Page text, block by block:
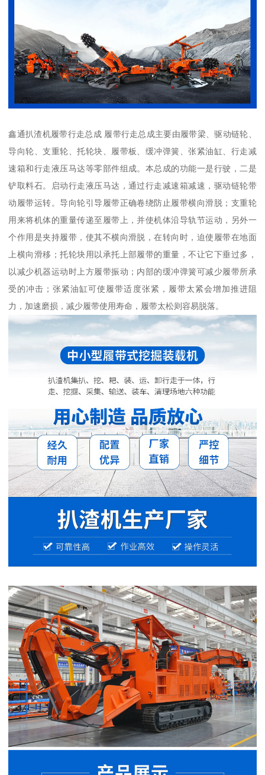
鑫通扒渣机履带行走总成 履带行走总成主要由履带梁、驱动链轮、
导向轮、支重轮、托轮块、履带板、缓冲弹簧、张紧油缸、行走减
速箱和行走液压马达等零部件组成。本总成的功能一是行驶，二是
铲取料石。启动行走液压马达，通过行走减速箱减速，驱动链轮带
动履带运转。导向轮引导履带正确卷绕防止履带横向滑脱；支重轮
用来将机体的重量传递至履带上，并使机体沿导轨节运动，另外一
个作用是夹持履带，使其不横向滑脱，在转向时，迫使履带在地面
上横向滑移；托轮块用以承托上部履带的重量，不让它下垂过多，
以减少机器运动时上方履带振动；内部的缓冲弹簧可减少履带所承
受的冲击；张紧油缸可使履带适度张紧，履带太紧会增加推进阻
力，加速磨损，减少履带使用寿命，履带太松则容易脱落。